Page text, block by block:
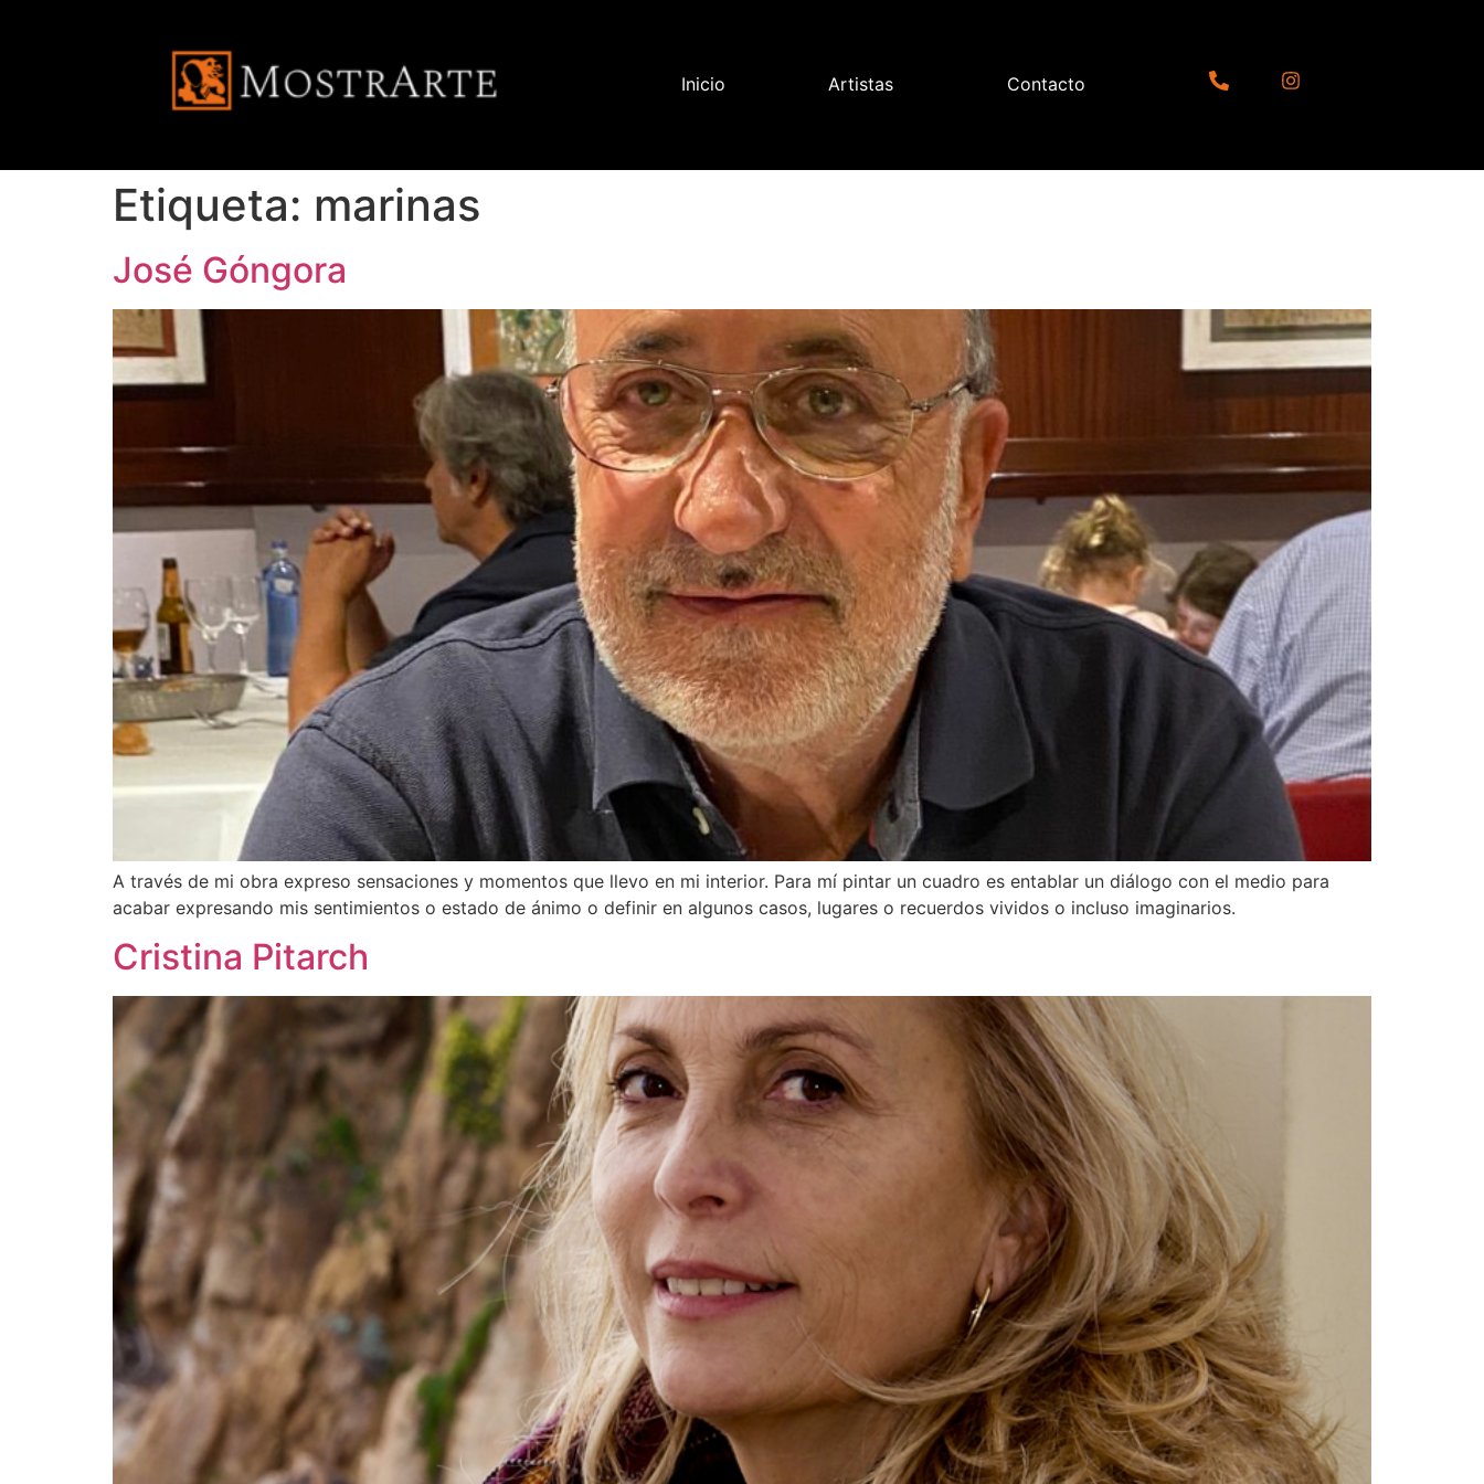
Inicio Artistas Contacto
Etiqueta: marinas
José Góngora
A través de mi obra expreso sensaciones y momentos que llevo en mi interior. Para mí pintar un cuadro es entablar un diálogo con el medio para
acabar expresando mis sentimientos o estado de ánimo o definir en algunos casos, lugares o recuerdos vividos o incluso imaginarios.
Cristina Pitarch